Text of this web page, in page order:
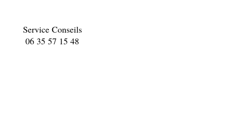
Service Conseils
06 35 57 15 48